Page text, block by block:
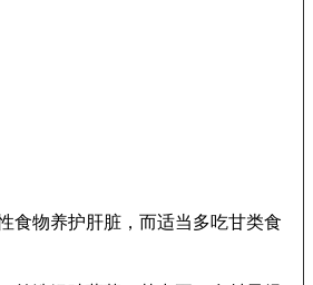
食物养护肝脏，而适当多吃甘类食